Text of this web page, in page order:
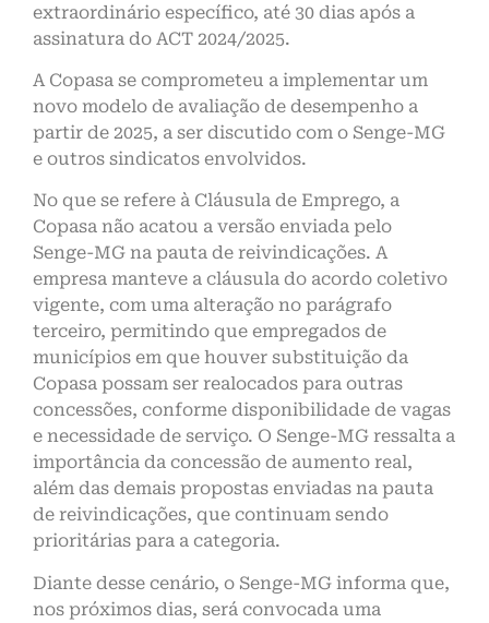
extraordinário específico, até 30 dias após a
assinatura do ACT 2024/2025.
A Copasa se comprometeu a implementar um
novo modelo de avaliação de desempenho a
partir de 2025, a ser discutido com o Senge-MG
e outros sindicatos envolvidos.
No que se refere à Cláusula de Emprego, a
Copasa não acatou a versão enviada pelo
Senge-MG na pauta de reivindicações. A
empresa manteve a cláusula do acordo coletivo
vigente, com uma alteração no parágrafo
terceiro, permitindo que empregados de
municípios em que houver substituição da
Copasa possam ser realocados para outras
concessões, conforme disponibilidade de vagas
e necessidade de serviço. O Senge-MG ressalta a
importância da concessão de aumento real,
além das demais propostas enviadas na pauta
de reivindicações, que continuam sendo
prioritárias para a categoria.
Diante desse cenário, o Senge-MG informa que,
nos próximos dias, será convocada uma